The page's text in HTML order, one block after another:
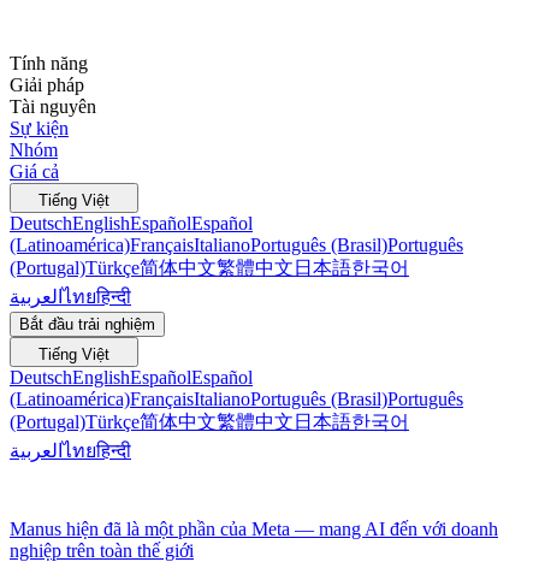
Tính năng
Giải pháp
Tài nguyên
Sự kiện
Nhóm
Giá cả
Tiếng Việt
DeutschEnglishEspañolEspañol
(Latinoamérica)FrançaisItalianoPortuguês (Brasil)Português
(Portugal)Türkçe简体中文繁體中文 日本語한국어
العربيةไทยहिन्दी
Bắt đầu trải nghiệm
Tiếng Việt
DeutschEnglishEspañolEspañol
(Latinoamérica)FrançaisItalianoPortuguês (Brasil)Português
(Portugal)Türkçe简体中文繁體中文 日本語한국어
العربيةไทยहिन्दी
Manus hiện đã là một phần của Meta — mang AI đến với doanh
nghiệp trên toàn thế giới